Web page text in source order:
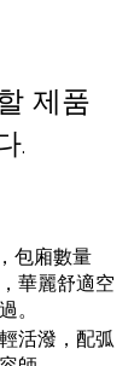
제품
.
包廂數量
華麗舒適​空
。
活潑，配弧